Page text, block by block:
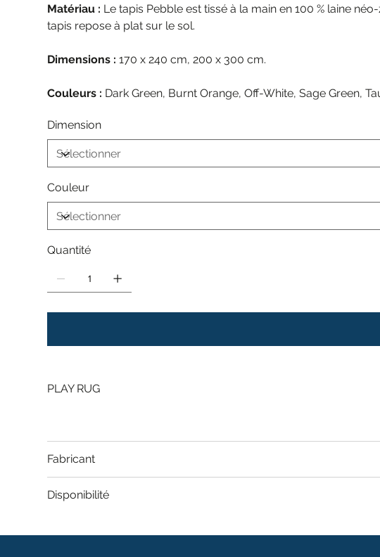
Matériau : Le tapis Pebble est tissé à la main en 100 % laine
tapis repose à plat sur le sol.
Dimensions :170 x 240 cm, 200 x 300 cm.
Couleurs : Dark Green, Burnt Orange, Off-White, Sage Green,
Dimension
Couleur
Quantité
PLAY RUG
Fabricant
Disponibilité